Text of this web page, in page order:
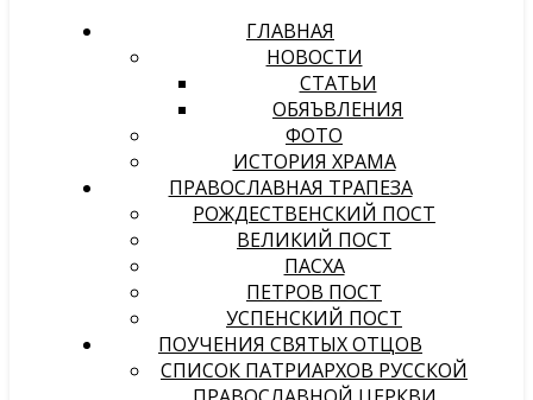
ГЛАВНАЯ
НОВОСТИ
СТАТЬИ
ОБЯЪВЛЕНИЯ
ФОТО
ИСТОРИЯ ХРАМА
ПРАВОСЛАВНАЯ ТРАПЕЗА
РОЖДЕСТВЕНСКИЙ ПОСТ
ВЕЛИКИЙ ПОСТ
ПАСХА
ПЕТРОВ ПОСТ
УСПЕНСКИЙ ПОСТ
ПОУЧЕНИЯ СВЯТЫХ ОТЦОВ
СПИСОК ПАТРИАРХОВ РУССКОЙ